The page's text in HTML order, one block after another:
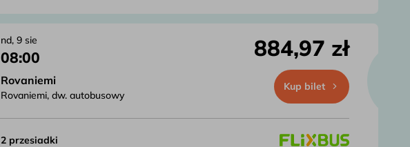
nd, 9 sie
08:00
Rovaniemi
Rovaniemi, dw. autobusowy
884,97 zł
Kup bilet
2 przesiadki